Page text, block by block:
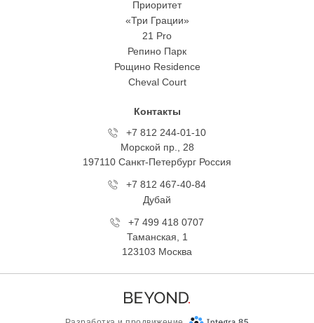
Приоритет
«Три Грации»
21 Pro
Репино Парк
Рощино Residence
Cheval Court
Контакты
+7 812 244-01-10
Морской пр., 28
197110 Санкт-Петербург Росcия
+7 812 467-40-84
Дубай
+7 499 418 0707
Таманская, 1
123103 Москва